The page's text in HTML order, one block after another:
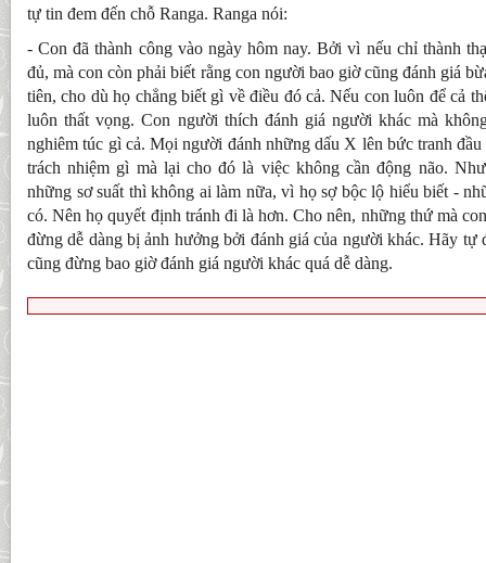
tự tin đem đến chỗ Ranga. Ranga nói:
- Con đã thành công vào ngày hôm nay. Bởi vì nếu chỉ thành
đủ, mà con còn phải biết rằng con người bao giờ cũng đánh giá
tiên, cho dù họ chẳng biết gì về điều đó cả. Nếu con luôn để cả
luôn thất vọng. Con người thích đánh giá người khác mà
nghiêm túc gì cả. Mọi người đánh những dấu X lên bức tranh
trách nhiệm gì mà lại cho đó là việc không cần động não.
những sơ suất thì không ai làm nữa, vì họ sợ bộc lộ hiểu biết -
có. Nên họ quyết định tránh đi là hơn. Cho nên, những thứ mà
đừng dễ dàng bị ảnh hưởng bởi đánh giá của người khác. Hãy tự
cũng đừng bao giờ đánh giá người khác quá dễ dàng.